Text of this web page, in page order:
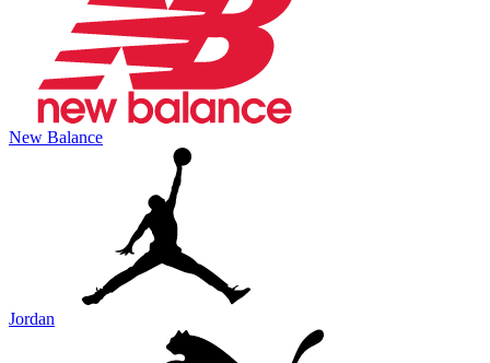
New Balance
Jordan